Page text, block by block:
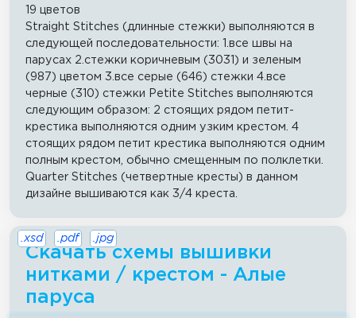
19 цветов
Straight Stitches (длинные стежки) выполняются в
следующей последовательности: 1.все швы на
парусах 2.стежки коричневым (3031) и зеленым
(987) цветом 3.все серые (646) стежки 4.все
черные (310) стежки Petite Stitches выполняются
следующим образом: 2 стоящих рядом петит-
крестика выполняются одним узким крестом. 4
стоящих рядом петит крестика выполняются одним
полным крестом, обычно смещенным по полклетки.
Quarter Stitches (четвертные кресты) в данном
дизайне вышиваются как 3/4 креста.
Скачать схемы вышивки
нитками / крестом - Алые
паруса
.xsd .pdf .jpg